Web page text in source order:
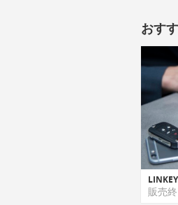
おす
販売